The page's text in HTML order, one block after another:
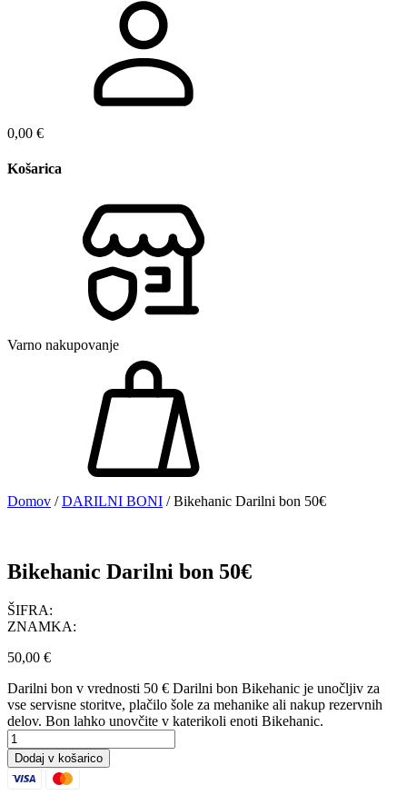
0,00 €
Košarica
Varno nakupovanje
Domov /DARILNI BONI / Bikehanic Darilni bon 50€
Bikehanic Darilni bon 50€
ŠIFRA:
ZNAMKA:
50,00 €
Darilni bon v vrednosti 50 € Darilni bon Bikehanic je unočljiv za
vse servisne storitve, plačilo šole za mehanike ali nakup rezervnih
delov. Bon lahko unovčite v katerikoli enoti Bikehanic.
Bikehanic
Darilni
bon
50€
Dodaj v košarico